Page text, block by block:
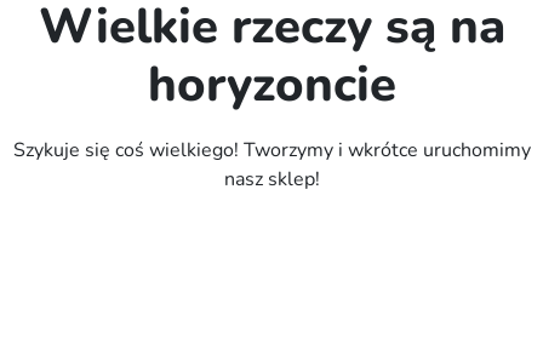
Wielkie rzeczy są na
horyzoncie
Szykuje się coś wielkiego! Tworzymy i wkrótce uruchomimy
nasz sklep!